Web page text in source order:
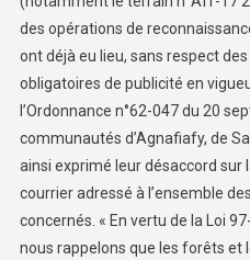
des opérations de
ont déjà eu lieu, sans respect
obligatoires de publicité en
l’Ordonnance n°62-047 du 20
communautés d’Agnafiafy, de
ainsi exprimé leur désaccord sur
courrier adressé à l’ensemble
concernés. « En vertu de la Loi
nous rappelons que les forêts et